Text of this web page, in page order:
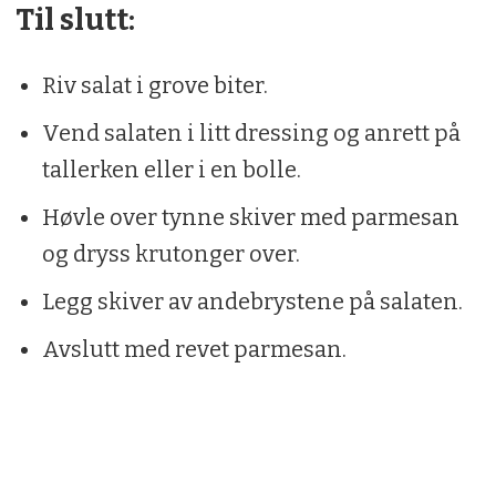
Til slutt:
Riv salat i grove biter.
Vend salaten i litt dressing og anrett på
tallerken eller i en bolle.
Høvle over tynne skiver med parmesan
og dryss krutonger over.
Legg skiver av andebrystene på salaten.
Avslutt med revet parmesan.